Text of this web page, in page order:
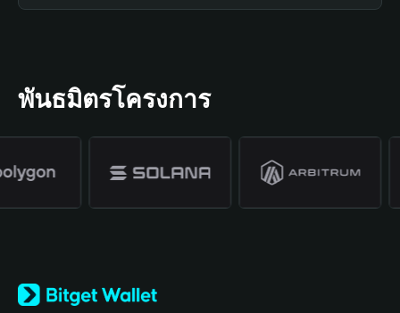
พันธมิตรโครงการ